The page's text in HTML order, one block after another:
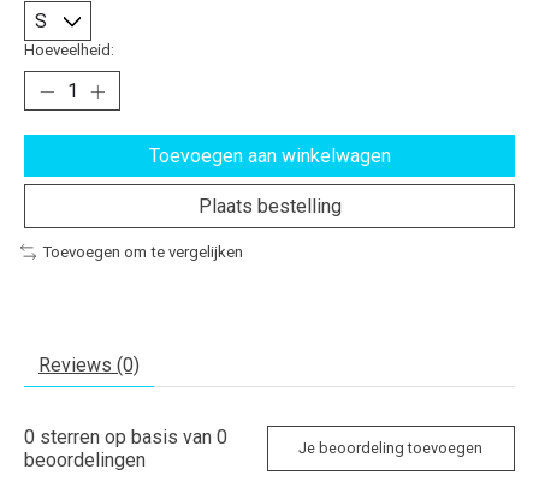
Hoeveelheid:
Toevoegen aan winkelwagen
Plaats bestelling
Toevoegen om te vergelijken
Reviews (0)
0 sterren op basis van 0
beoordelingen
Je beoordeling toevoegen